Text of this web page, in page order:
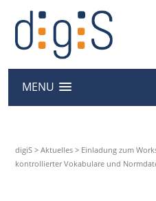
MENU
digiS >Aktuelles > Einladung zum
kontrollierter Vokabulare und